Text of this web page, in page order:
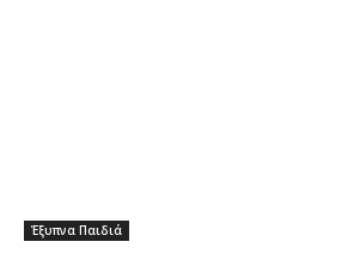
Έξυπνα Παιδιά